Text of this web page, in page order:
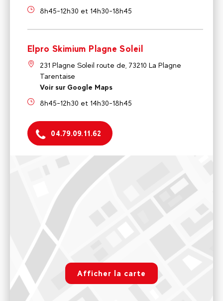
8h45-12h30 et 14h30-18h45
Elpro Skimium Plagne Soleil
231 Plagne Soleil route de, 73210 La Plagne
Tarentaise
Voir sur Google Maps
8h45-12h30 et 14h30-18h45
04.79.09.11.62
Paramétrer
Elpro Skimium Belle Plagne
Centre Commercial Amont 73210 La Plagne Tarentaise
Voir sur Google Maps
Décathlon Mountain Plagne 1800
221 route departementale residence Lauze, 73210 La
Plagne Tarentaise
8h45-12h30 et 14h30-18h45
Afficher la carte